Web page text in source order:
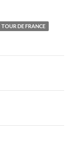
TOUR DE FRANCE